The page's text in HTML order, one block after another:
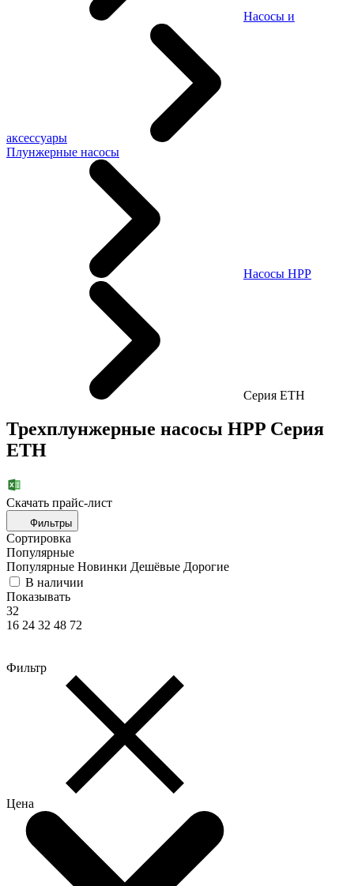
Насосы и
аксессуары
Плунжерные насосы
Насосы HPP
Cерия ETH
Трехплунжерные насосы HPP Cерия
ETH
Скачать прайc-лист
Фильтры
Сортировка
Популярные
Популярные Новинки Дешёвые Дорогие
В наличии
Показывать
32
16 24 32 48 72
Фильтр
Цена